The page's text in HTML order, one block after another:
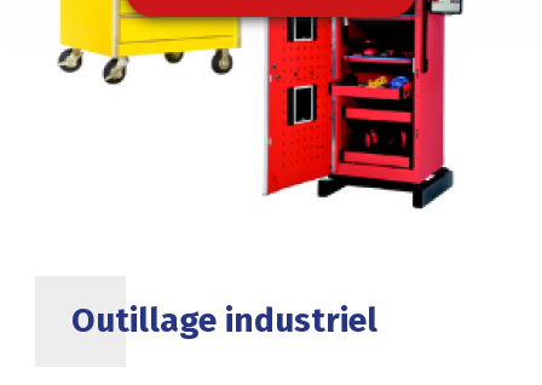
DÉCOUVRIR NOS SOLUTIONS
Outillage industriel